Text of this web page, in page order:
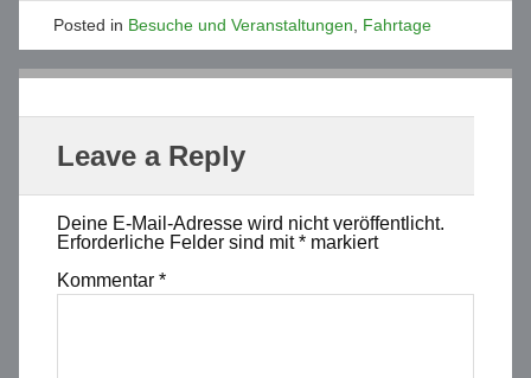
Posted in Besuche und Veranstaltungen, Fahrtage
Leave a Reply
Deine E-Mail-Adresse wird nicht veröffentlicht.
Erforderliche Felder sind mit* markiert
Kommentar *